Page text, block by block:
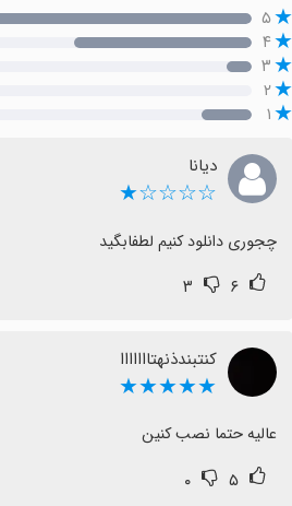
۵
۴
۳
۲
۱
دیانا
☆☆☆☆★
چجوری دانلود کنیم لطفابگید
۶ ۳
کنتبندذنهتااااااا
★★★★★
عالیه حتما نصب کنین
۵ ۰